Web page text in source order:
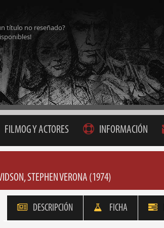
título no reseñado?
FILMOG Y ACTORES INFORMACIÓN
STEPHEN VERONA (1974)
DESCRIPCIÓN FICHA